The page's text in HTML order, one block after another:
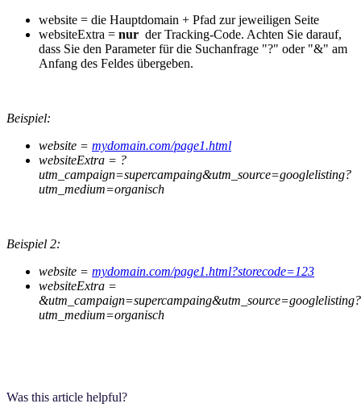
website = die Hauptdomain + Pfad zur jeweiligen Seite
websiteExtra = nur der Tracking-Code. Achten Sie darauf,
dass Sie den Parameter für die Suchanfrage "?" oder "&" am
Anfang des Feldes übergeben.
Beispiel:
website = mydomain.com/page1.html
websiteExtra = ?
utm_campaign=supercampaing&utm_source=googlelisting?
utm_medium=organisch
Beispiel 2:
website = mydomain.com/page1.html?storecode=123
websiteExtra =
&utm_campaign=supercampaing&utm_source=googlelisting?
utm_medium=organisch
Was this article helpful?